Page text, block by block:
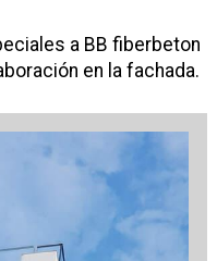
a BB fiberbeton
en la fachada.